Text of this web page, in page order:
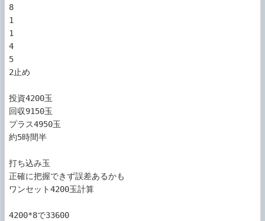
8
1
1
4
5
2止め
投資4200玉
回収9150玉
プラス4950玉
約5時間半
打ち込み玉
正確に把握できず誤差あるかも
ワンセット4200玉計算
4200*8で33600